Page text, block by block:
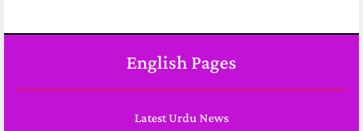
English Pages
Latest Urdu News